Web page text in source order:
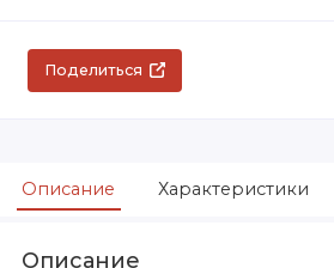
Поделиться
Описание Характеристики
Описание